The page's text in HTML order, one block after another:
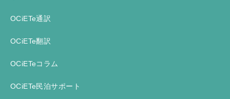
OCiETe通訳
OCiETe翻訳
OCiETeコラム
OCiETe民泊サポート